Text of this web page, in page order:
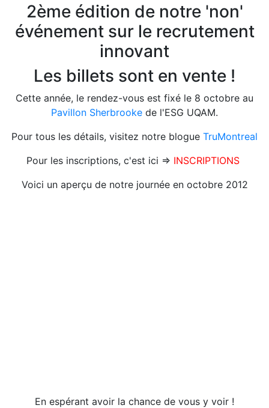
2ème édition de notre 'non'
événement sur le recrutement
innovant
Les billets sont en vente !
Cette année, le rendez-vous est fixé le 8 octobre au
Pavillon Sherbrooke de l'ESG UQAM.
Pour tous les détails, visitez notre blogue TruMontreal
Pour les inscriptions, c'est ici => INSCRIPTIONS
Voici un aperçu de notre journée en octobre 2012
En espérant avoir la chance de vous y voir !